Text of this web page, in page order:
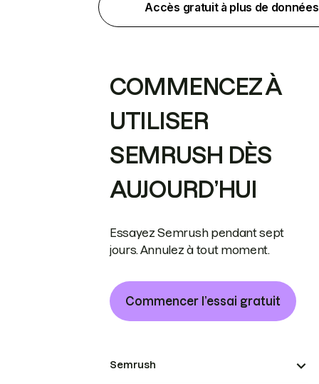
Accès gratuit à plus de données
COMMENCEZ À
UTILISER
SEMRUSH DÈS
AUJOURD’HUI
Essayez Semrush pendant sept
jours. Annulez à tout moment.
Commencer l’essai gratuit
Semrush